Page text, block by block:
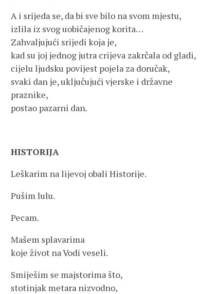
A i srijeda se, da bi sve bilo na svom mjestu,
izlila iz svog uobičajenog korita…
Zahvaljujući srijedi koja je,
kad su joj jednog jutra crijeva zakrčala od gladi,
cijelu ljudsku povijest pojela za doručak,
svaki dan je, uključujući vjerske i državne
praznike,
postao pazarni dan.
HISTORIJA
Leškarim na lijevoj obali Historije.
Pušim lulu.
Pecam.
Mašem splavarima
koje život na Vodi veseli.
Smiješim se majstorima što,
stotinjak metara nizvodno,